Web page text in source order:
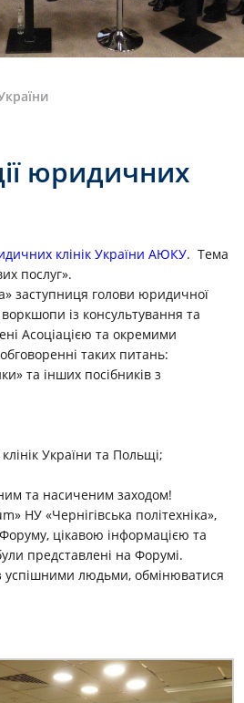
юридичних
клінік України АЮКУ. Тема
послуг».
заступниця голови юридичної
із консультування та
Асоціацією та окремими
таких питань:
та інших посібників з
України та Польщі;
та насиченим заходом!
НУ «Чернігівська політехніка»,
цікавою інформацією та
представлені на Форумі.
успішними людьми, обмінюватися